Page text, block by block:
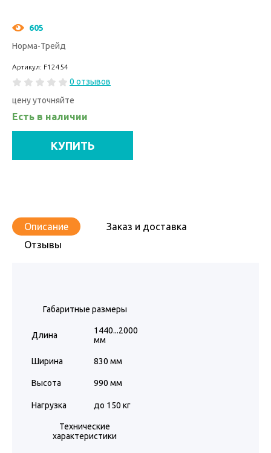
605
Норма-Трейд
Артикул: F12454
0 отзывов
цену уточняйте
Есть в наличии
КУПИТЬ
Описание
Заказ и доставка
Отзывы
Габаритные размеры
Длина
1440...2000
мм
Ширина 830 мм
Высота 990 мм
Нагрузка до 150 кг
Технические
характеристики